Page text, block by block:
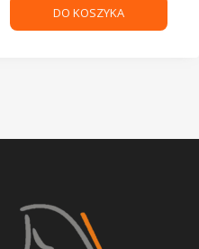
DO KOSZYKA